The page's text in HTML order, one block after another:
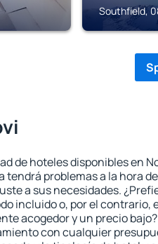
Southfield,
de hoteles disponibles en
problemas a la hora de
a sus necesidades.
incluido o, por el contrario,
acogedor y un precio
con cualquier